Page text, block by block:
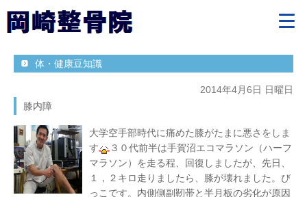
体・健康豆知識
2014年4月6日 日曜日
膝内障
大学空手部時代に痛めた膝がたまに悪さをしま
す
３０代前半は手賀沼エコマラソン（ハーフ
マラソン）を走る程、回復しましたが、先日、
１，２キロ走りましたら、膝が壊れました。び
っこです。内側側副靭帯と半月板の劣化が原因